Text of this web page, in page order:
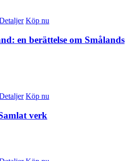
Köp nu
en berättelse om Smålands
Köp nu
verk